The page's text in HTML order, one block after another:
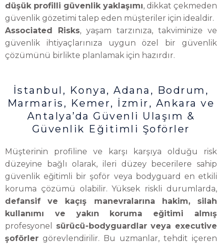
düşük profilli güvenlik yaklaşımı, dikkat çekmeden
güvenlik gözetimi talep eden müşteriler için idealdir.
Associated Risks, yaşam tarzınıza, takviminize ve
güvenlik ihtiyaçlarınıza uygun özel bir güvenlik
çözümünü birlikte planlamak için hazırdır.
İstanbul, Konya, Adana, Bodrum,
Marmaris, Kemer, İzmir, Ankara ve
Antalya’da Güvenli Ulaşım &
Güvenlik Eğitimli Şoförler
Müşterinin profiline ve karşı karşıya olduğu risk
düzeyine bağlı olarak, ileri düzey becerilere sahip
güvenlik eğitimli bir şoför veya bodyguard en etkili
koruma çözümü olabilir. Yüksek riskli durumlarda,
defansif ve kaçış manevralarına hakim, silah
kullanımı ve yakın koruma eğitimi almış
profesyonel sürücü-bodyguardlar veya executive
şoförler görevlendirilir. Bu uzmanlar, tehdit içeren